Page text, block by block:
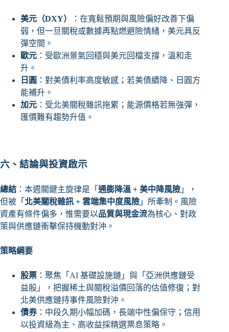
美元（DXY）
：在寬鬆預期與風險偏好改善下偏
弱，但一旦關稅或數據再點燃避險情緒，美元具反
彈空間。
歐元 ：受歐洲景氣回穩與美元回檔支撐，溫和走
升。
日圓 ：對美債利率高度敏感；若美債續降、日圓方
能補升。
加元 ：受北美關稅雜訊拖累；能源價格若無強彈，
匯價難有趨勢升值。
六、結論與投資啟示
總結 ：本週關鍵主旋律是「 通膨降溫 + 美中降風險 」，
但被「 北美關稅雜訊 + 雲端集中度風險 」所牽制。風險
資產有條件偏多，惟需要以品質與現金流為核心、對政
策與供應鏈衝擊保持機動對沖。
策略綱要
股票 ：聚焦「AI 基礎設施鏈」與「亞洲供應鏈受
益股」，把握稀土與關稅溢價回落的估值修復；對
北美供應鏈持事件風險對沖。
債券：中段久期小幅加碼，長端中性偏保守；信用
以投資級為主、高收益採精選票息策略。